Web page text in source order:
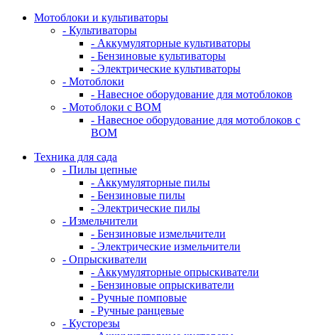
Мотоблоки и культиваторы
- Культиваторы
- Аккумуляторные культиваторы
- Бензиновые культиваторы
- Электрические культиваторы
- Мотоблоки
- Навесное оборудование для мотоблоков
- Мотоблоки с ВОМ
- Навесное оборудование для мотоблоков с
ВОМ
Техника для сада
- Пилы цепные
- Аккумуляторные пилы
- Бензиновые пилы
- Электрические пилы
- Измельчители
- Бензиновые измельчители
- Электрические измельчители
- Опрыскиватели
- Аккумуляторные опрыскиватели
- Бензиновые опрыскиватели
- Ручные помповые
- Ручные ранцевые
- Кусторезы